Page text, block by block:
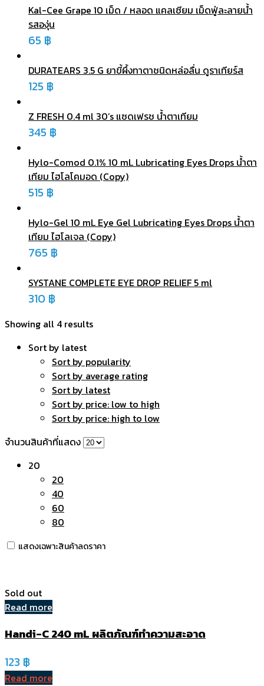
Kal-Cee Grape 10 เม็ด / หลอด แคลเซียม เม็ดฟู่ละลายน้ำ
รสองุ่น
65 ฿
DURATEARS 3.5 G ยาขี้ผึ้งทาตาชนิดหล่อลื่น ดูราเทียร์ส
125 ฿
Z FRESH 0.4 ml 30’s แซดเฟรช น้ำตาเทียม
345 ฿
Hylo-Comod 0.1% 10 mL Lubricating Eyes Drops น้ำตา
เทียม ไฮโลโคมอด (Copy)
515 ฿
Hylo-Gel 10 mL Eye Gel Lubricating Eyes Drops น้ำตา
เทียม ไฮโลเจล (Copy)
765 ฿
SYSTANE COMPLETE EYE DROP RELIEF 5 ml
310 ฿
Showing all 4 results
Sort by latest
Sort by popularity
Sort by average rating
Sort by latest
Sort by price: low to high
Sort by price: high to low
จำนวนสินค้าที่แสดง
20
20
40
60
80
แสดงเฉพาะสินค้าลดราคา
Sold out
Read more
Handi-C 240 mL ผลิตภัณฑ์ทำความสะอาด
123 ฿
Read more